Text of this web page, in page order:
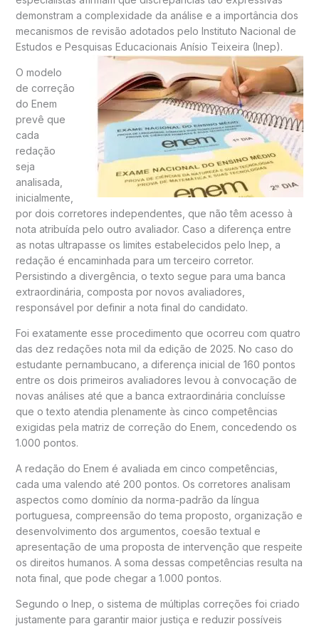
demonstram a complexidade da análise e a importância dos
mecanismos de revisão adotados pelo Instituto Nacional de
Estudos e Pesquisas Educacionais Anísio Teixeira (Inep).
O modelo
de correção
do Enem
prevê que
cada
redação
seja
analisada,
inicialmente,
por dois corretores independentes, que não têm acesso à
nota atribuída pelo outro avaliador. Caso a diferença entre
as notas ultrapasse os limites estabelecidos pelo Inep, a
redação é encaminhada para um terceiro corretor.
Persistindo a divergência, o texto segue para uma banca
extraordinária, composta por novos avaliadores,
responsável por definir a nota final do candidato.
Foi exatamente esse procedimento que ocorreu com quatro
das dez redações nota mil da edição de 2025. No caso do
estudante pernambucano, a diferença inicial de 160 pontos
entre os dois primeiros avaliadores levou à convocação de
novas análises até que a banca extraordinária concluísse
que o texto atendia plenamente às cinco competências
exigidas pela matriz de correção do Enem, concedendo os
1.000 pontos.
A redação do Enem é avaliada em cinco competências,
cada uma valendo até 200 pontos. Os corretores analisam
aspectos como domínio da norma-padrão da língua
portuguesa, compreensão do tema proposto, organização e
desenvolvimento dos argumentos, coesão textual e
apresentação de uma proposta de intervenção que respeite
os direitos humanos. A soma dessas competências resulta na
nota final, que pode chegar a 1.000 pontos.
Segundo o Inep, o sistema de múltiplas correções foi criado
justamente para garantir maior justiça e reduzir possíveis